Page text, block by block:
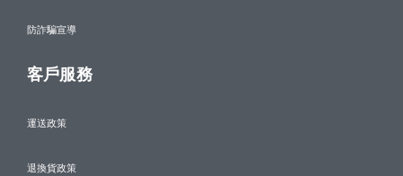
防詐騙宣導
客戶服務
運送政策
退換貨政策